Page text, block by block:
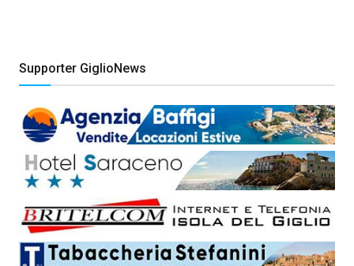
Supporter GiglioNews